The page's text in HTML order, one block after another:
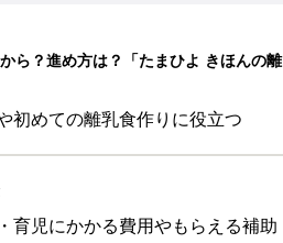
ら？進め方は？「たまひよ きほんの離
初めての離乳食作りに役立つ
育児にかかる費用やもらえる補助